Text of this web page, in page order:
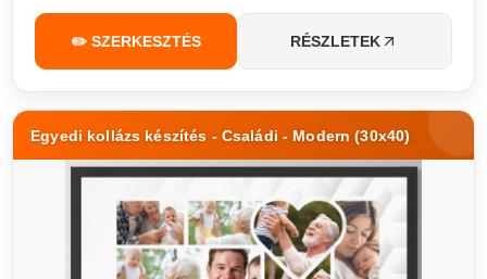
✏️ SZERKESZTÉS RÉSZLETEK
Egyedi kollázs készítés - Családi - Modern (30x40)